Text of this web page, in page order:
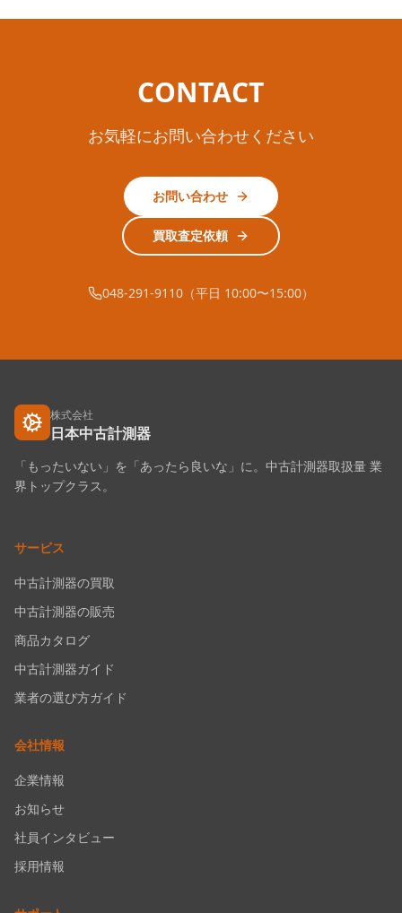
CONTACT
お気軽にお問い合わせください
お問い合わせ
買取査定依頼
048-291-9110（平日 10:00〜15:00）
株式会社
日本中古計測器
「もったいない」を「あったら良いな」に。中古計測器取扱量 業
界トップクラス。
サービス
中古計測器の買取
中古計測器の販売
商品カタログ
中古計測器ガイド
業者の選び方ガイド
会社情報
企業情報
お知らせ
社員インタビュー
採用情報